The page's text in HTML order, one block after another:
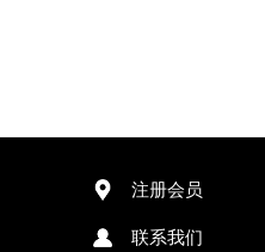
注册会员
联系我们